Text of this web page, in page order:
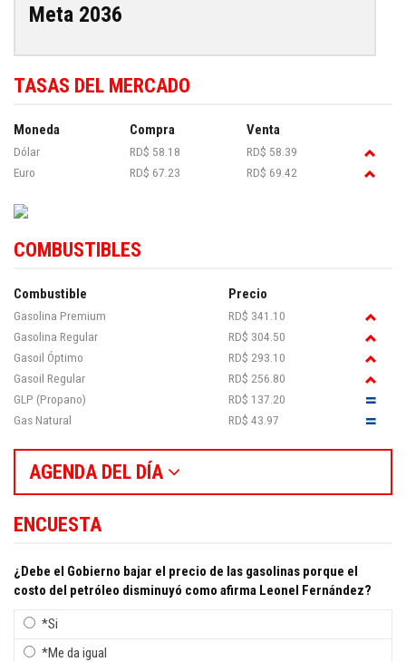
Meta 2036
TASAS DEL MERCADO
Moneda Compra Venta
Dólar RD$ 58.18
RD$ 58.39
Euro
RD$ 67.23 RD$ 69.42
COMBUSTIBLES
Combustible Precio
Gasolina Premium
RD$ 341.10
Gasolina Regular
RD$ 304.50
Gasoil Óptimo
RD$ 293.10
Gasoil Regular
RD$ 256.80
GLP (Propano)
RD$ 137.20
Gas Natural
RD$ 43.97
AGENDA DEL DÍA
ENCUESTA
¿Debe el Gobierno bajar el precio de las gasolinas porque el
costo del petróleo disminuyó como afirma Leonel Fernández?
*Si
*Me da igual